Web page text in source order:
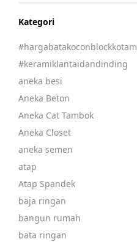
Kategori
#keramiklantaidandinding
aneka besi
Aneka Beton
Aneka Cat Tambok
Aneka Closet
aneka semen
atap
Atap Spandek
baja ringan
bangun rumah
bata ringan